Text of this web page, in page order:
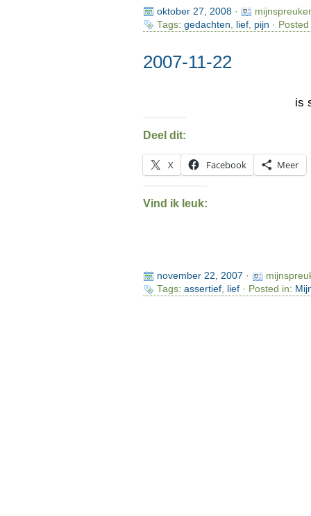
oktober 27, 2008·
Tags: gedachten, lief, pijn ·
2007-11-22
is
Deel dit:
X Facebook Meer
Vind ik leuk:
november 22, 2007 ·
Tags: assertief, lief· Posted in: